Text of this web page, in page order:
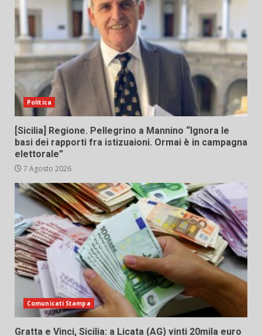
Politica
[Sicilia] Regione. Pellegrino a Mannino “Ignora le
basi dei rapporti fra istizuaioni. Ormai è in campagna
elettorale”
7 Agosto 2026
Comunicati Stampa
Gratta e Vinci, Sicilia: a Licata (AG) vinti 20mila euro